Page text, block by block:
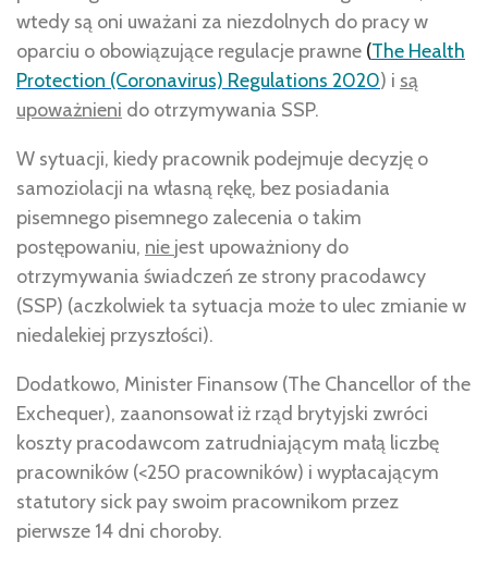
wtedy są oni uważani za niezdolnych do pracy w
oparciu o obowiązujące regulacje prawne (The Health
Protection (Coronavirus) Regulations 2020) i są
upoważnieni do otrzymywania SSP.
W sytuacji, kiedy pracownik podejmuje decyzję o
samoziolacji na własną rękę, bez posiadania
pisemnego pisemnego zalecenia o takim
postępowaniu, nie jest upoważniony do
otrzymywania świadczeń ze strony pracodawcy
(SSP) (aczkolwiek ta sytuacja może to ulec zmianie w
niedalekiej przyszłości).
Dodatkowo, Minister Finansow (The Chancellor of the
Exchequer), zaanonsował iż rząd brytyjski zwróci
koszty pracodawcom zatrudniającym małą liczbę
pracowników (<250 pracowników) i wypłacającym
statutory sick pay swoim pracownikom przez
pierwsze 14 dni choroby.